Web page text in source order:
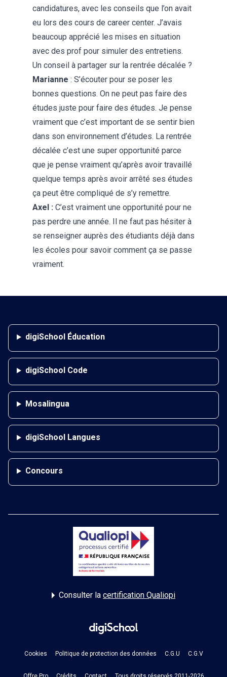
candidatures, avec les conseils que l’on avait
eu lors des cours de career center. J’avais
beaucoup apprécié les mises en situation
avec des prof pour simuler des entretiens.
Un conseil à partager sur la rentrée décalée ?
Marianne : S’écouter pour se poser les
bonnes questions. On ne peut pas faire des
études juste pour faire des études. Je pense
vraiment que c’est important de se sentir bien
dans son environnement d’études. La rentrée
décalée c’est une super opportunité parce
que je pense vraiment qu’après avoir travaillé
quelque temps après avoir arrêté ses études
ça peut être compliqué de s’y remettre.
Axel : C’est vraiment une opportunité pour ne
pas perdre une année.
Il ne faut pas hésiter à
se renseigner auprès des étudiants déjà dans
les écoles pour savoir comment ça se passe
vraiment.
digiSchool Éducation
digiSchool Code
Mosalingua
digiSchool Langues
Concours
Consulter la certification Qualiopi
Cookies Politique de protection des données C.G.U C.G.V